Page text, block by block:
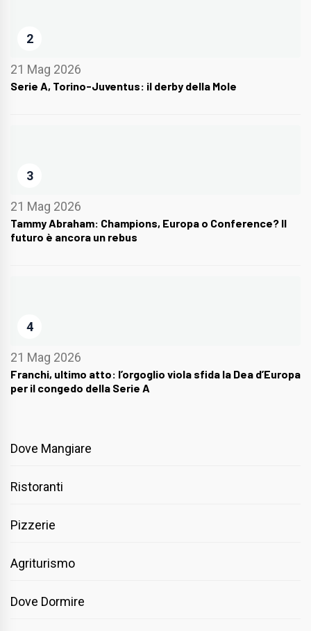
2
21 Mag 2026
Serie A, Torino-Juventus: il derby della Mole
3
21 Mag 2026
Tammy Abraham: Champions, Europa o Conference? Il
futuro è ancora un rebus
4
21 Mag 2026
Franchi, ultimo atto: l’orgoglio viola sfida la Dea d’Europa
per il congedo della Serie A
Dove Mangiare
Ristoranti
Pizzerie
Agriturismo
Dove Dormire